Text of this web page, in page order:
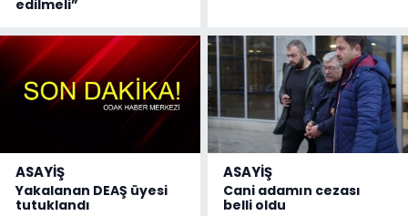
edilmeli”
ASAYİŞ
Yakalanan DEAŞ üyesi
tutuklandı
ASAYİŞ
Cani adamın cezası
belli oldu